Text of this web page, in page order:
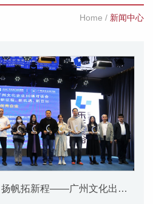
Home / 新闻中心
我院主办“破局跨境路，扬帆拓新程——广州文化出海的机遇和前景”专题研讨会